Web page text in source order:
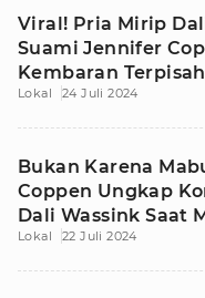
Viral! Pria Mirip
Suami Jennifer
Kembaran Terpisah
Lokal 24 Juli 2024
Bukan Karena
Coppen Ungkap
Dali Wassink Saat
Dunia
Lokal 22 Juli 2024